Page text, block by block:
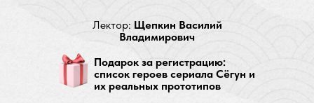
Лектор: Щепкин Василий
Владимирович
Подарок за регистрацию:
список героев сериала Сёгун и
их реальных прототипов